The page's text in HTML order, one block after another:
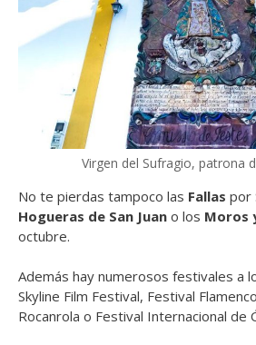
Virgen del Sufragio, patrona
No te pierdas tampoco las Fallas por
Hogueras de San Juan o los Moros
octubre.
Además hay numerosos festivales a
Skyline Film Festival, Festival
Rocanrola o Festival Internacional de